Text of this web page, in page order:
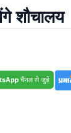
शौचालय